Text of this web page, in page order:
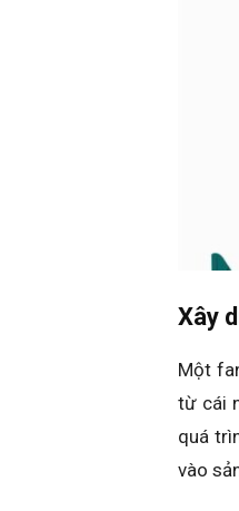
Xây
Một
từ cái
quá
vào